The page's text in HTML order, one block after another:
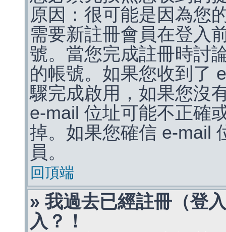
原因：很可能是因為您
需要新註冊會員在登入
號。當您完成註冊時討
的帳號。如果您收到了
驟完成啟用，如果您沒
e-mail 位址可能不正確
掉。如果您確信 e-mail
員。
回頂端
» 我過去已經註冊（登
入？！